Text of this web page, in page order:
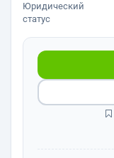
Юридический
статус